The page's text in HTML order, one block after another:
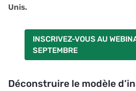
Unis.
INSCRIVEZ-VOUS AU
SEPTEMBRE
Déconstruire le modèle